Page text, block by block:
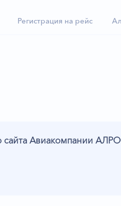
Регистрация на рейс
сайта Авиакомпании